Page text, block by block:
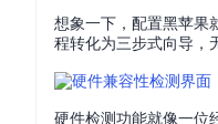
想象一下，配置黑苹果
程转化为三步式向导，
硬件检测功能就像一位